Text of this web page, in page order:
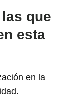
que
esta
en la